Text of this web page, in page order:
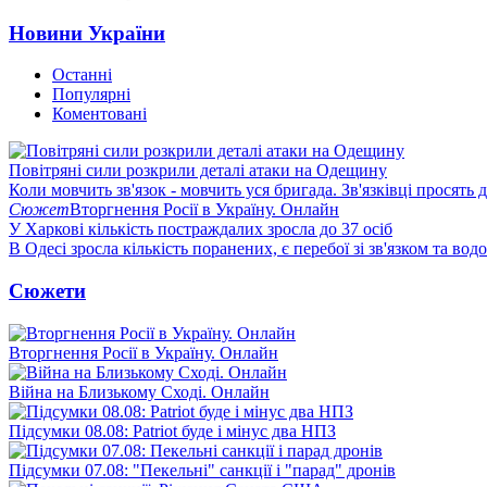
Новини України
Останні
Популярні
Коментовані
Повітряні сили розкрили деталі атаки на Одещину
Коли мовчить зв'язок - мовчить уся бригада. Зв'язківці просять
СюжетВторгнення Росії в Україну. Онлайн
У Харкові кількість постраждалих зросла до 37 осіб
В Одесі зросла кількість поранених, є перебої зі зв'язком та
Сюжети
Вторгнення Росії в Україну. Онлайн
Війна на Близькому Сході. Онлайн
Підсумки 08.08: Patriot буде і мінус два НПЗ
Підсумки 07.08: "Пекельні" санкції і "парад" дронів